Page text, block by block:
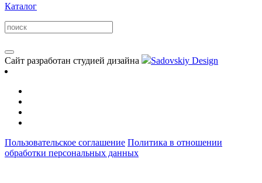
Каталог
Сайт разработан студией дизайна Sadovskiy Design
Пользовательское соглашение Политика в отношении
обработки персональных данных